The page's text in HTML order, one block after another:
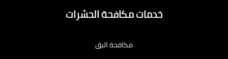
خدمات مكافحة الحشرات
مكافحة البق